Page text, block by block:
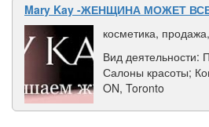
Mary Kay -ЖЕНЩИНА МОЖЕТ
косметика,
Вид деятельности:
Салоны красоты;
ON, Toronto